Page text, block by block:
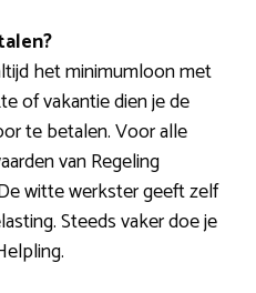
het minimumloon met
of vakantie dien je de
te betalen. Voor alle
van Regeling
witte werkster geeft zelf
Steeds vaker doe je